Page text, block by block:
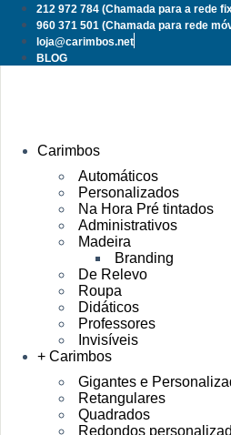
Pular
para
conteúdo
212 972 784 (Chamada para a rede
960 371 501 (Chamada para rede
loja@carimbos.net
BLOG
Carimbos
Automáticos
Personalizados
Na Hora Pré tintados
Administrativos
Madeira
Branding
De Relevo
Roupa
Didáticos
Professores
Invisíveis
+ Carimbos
Gigantes e
Retangulares
Quadrados
Redondos